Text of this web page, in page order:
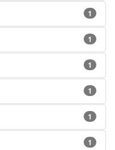
1
1
1
1
1
1